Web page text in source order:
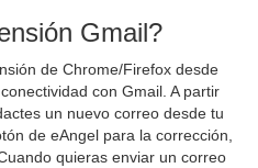
Gmail?
de Chrome/Firefox desde
con Gmail. A partir
un nuevo correo desde tu
de eAngel para la corrección,
quieras enviar un correo